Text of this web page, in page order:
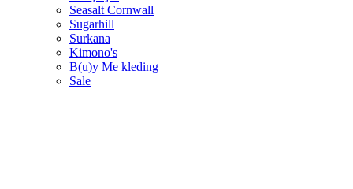
Seasalt Cornwall
Sugarhill
Surkana
Kimono's
B(u)y Me kleding
Sale